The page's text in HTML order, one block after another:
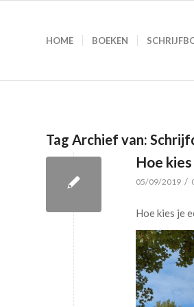
HOME BOEKEN
Tag Archief van:
Hoe
05/09/2019 /
Hoe kies je